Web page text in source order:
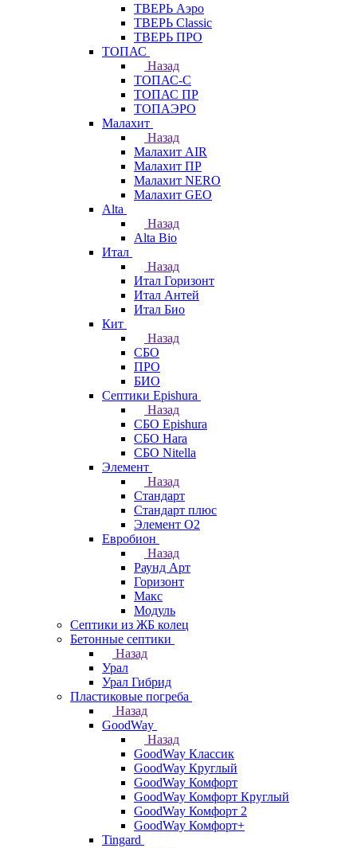
ТВЕРЬ Аэро
ТВЕРЬ Classic
ТВЕРЬ ПРО
ТОПАС
Назад
ТОПАС-С
ТОПАС ПР
ТОПАЭРО
Малахит
Назад
Малахит AIR
Малахит ПР
Малахит NERO
Малахит GEO
Alta
Назад
Alta Bio
Итал
Назад
Итал Горизонт
Итал Антей
Итал Био
Кит
Назад
СБО
ПРО
БИО
Септики Epishura
Назад
СБО Epishura
СБО Hara
СБО Nitella
Элемент
Назад
Стандарт
Стандарт плюс
Элемент О2
Евробион
Назад
Раунд Арт
Горизонт
Макс
Модуль
Септики из ЖБ колец
Бетонные септики
Назад
Урал
Урал Гибрид
Пластиковые погреба
Назад
GoodWay
Назад
GoodWay Классик
GoodWay Круглый
GoodWay Комфорт
GoodWay Комфорт Круглый
GoodWay Комфорт 2
GoodWay Комфорт+
Tingard